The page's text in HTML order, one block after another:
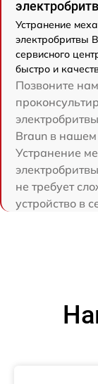
Устранение
электробритвы
сервисного
быстро и
Позвоните
Braun в
Устранение
не требует
устройство в